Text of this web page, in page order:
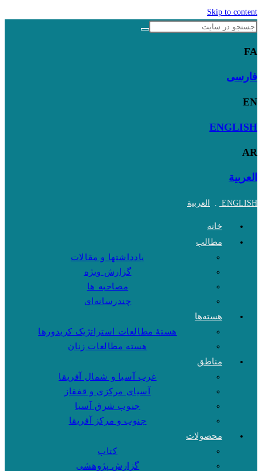
Skip to content
FA
فارسی
EN
ENGLISH
AR
العربية
ENGLISH
. العربية
خانه
مطالب
یادداشتها و مقالات
گزارش ویژه
مصاحبه ها
چندرسانه‌ای
هسته‌ها
هستهٔ مطالعات استراتژیک کریدورها
هسته مطالعات زنان
مناطق
غرب آسیا و شمال آفریقا
آسیای مرکزی و قفقاز
جنوب شرق آسیا
جنوب و مرکز آفریقا
محصولات
کتاب
گزارش پژوهشی